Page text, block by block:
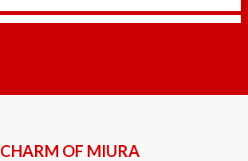
CHARM OF MIURA